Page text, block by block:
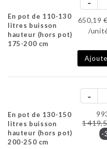
En pot de 110-130
litres buisson
hauteur (hors pot)
175-200 cm
650,19 €
/
En pot de 130-150
litres buisson
hauteur (hors pot)
200-250 cm
1
-